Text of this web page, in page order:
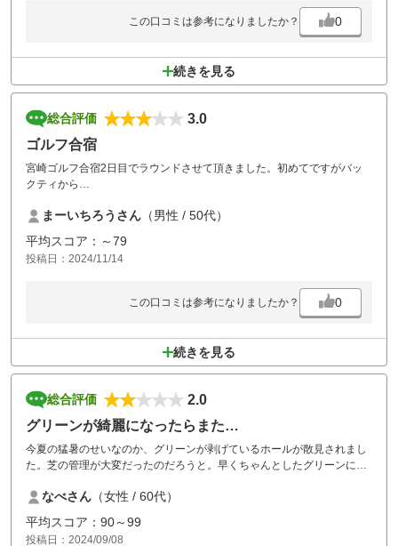
この口コミは参考になりましたか？ 0
続きを見る
総合評価
3.0
ゴルフ合宿
宮崎ゴルフ合宿2日目でラウンドさせて頂きました。初めてですがバッ
クティから
い所もあり
セカンド地点にいってみると(コースを知らないからここに打てた)みた
いな所も多かったです笑
戦略性はとても高く面白いコースでしたが…
今年の猛暑の影響でグリーンはボロボロでしたね
いいコンディションの時にまたラウンドしたい
クラブハウス内のショップは
個人的な意見ですが
カッコよくいい感じで
まーいちろうさん （男性 / 50代）
平均スコア：～79
投稿日：2024/11/14
この口コミは参考になりましたか？ 0
続きを見る
総合評価
2.0
グリーンが綺麗になったらまた…
今夏の猛暑のせいなのか、グリーンが剥げているホールが散見されまし
た。芝の管理が大変だったのだろうと。早くちゃんとしたグリーンに戻
なべさん （女性 / 60代）
平均スコア：90～99
投稿日：2024/09/08